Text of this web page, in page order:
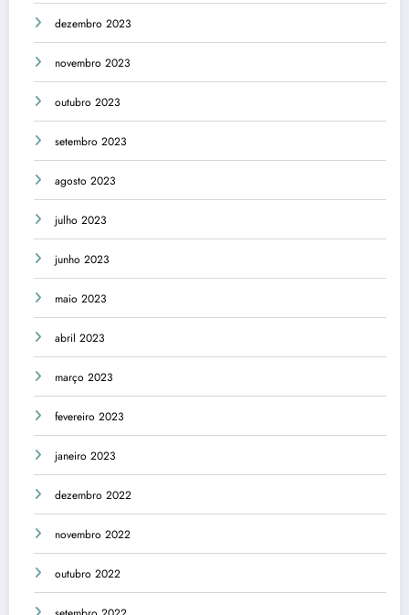
dezembro 2023
novembro 2023
outubro 2023
setembro 2023
agosto 2023
julho 2023
junho 2023
maio 2023
abril 2023
março 2023
fevereiro 2023
janeiro 2023
dezembro 2022
novembro 2022
outubro 2022